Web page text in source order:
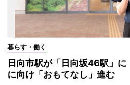
暮らす・働く
日向市駅が「日向坂46駅」
に向け「おもてなし」進む